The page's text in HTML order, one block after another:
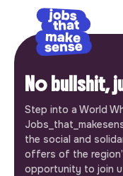
No bullshit,
Step into a World
the social and
offers of the
opportunity to join